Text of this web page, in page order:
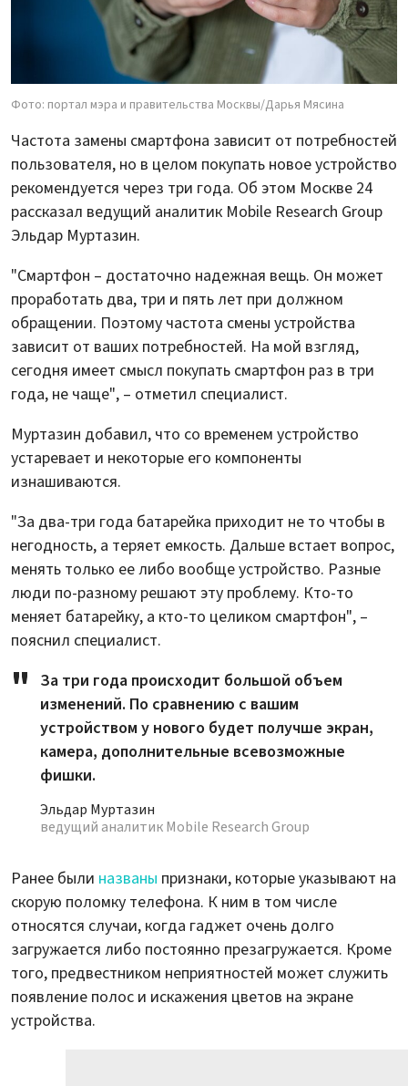
Фото: портал мэра и правительства Москвы/Дарья Мясина
Частота замены смартфона зависит от потребностей
пользователя, но в целом покупать новое устройство
рекомендуется через три года. Об этом Москве 24
рассказал ведущий аналитик Mobile Research Group
Эльдар Муртазин.
"Смартфон – достаточно надежная вещь. Он может
проработать два, три и пять лет при должном
обращении. Поэтому частота смены устройства
зависит от ваших потребностей. На мой взгляд,
сегодня имеет смысл покупать смартфон раз в три
года, не чаще", – отметил специалист.
Муртазин добавил, что со временем устройство
устаревает и некоторые его компоненты
изнашиваются.
"За два-три года батарейка приходит не то чтобы в
негодность, а теряет емкость. Дальше встает вопрос,
менять только ее либо вообще устройство. Разные
люди по-разному решают эту проблему. Кто-то
меняет батарейку, а кто-то целиком смартфон", –
пояснил специалист.
За три года происходит большой объем
изменений. По сравнению с вашим
устройством у нового будет получше экран,
камера, дополнительные всевозможные
фишки.
Эльдар Муртазин
ведущий аналитик Mobile Research Group
Ранее были названы признаки, которые указывают на
скорую поломку телефона. К ним в том числе
относятся случаи, когда гаджет очень долго
загружается либо постоянно презагружается. Кроме
того, предвестником неприятностей может служить
появление полос и искажения цветов на экране
устройства.